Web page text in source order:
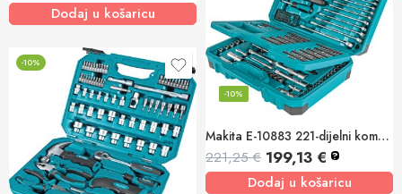
Dodaj u košaricu
Makita E-10883 221-dijelni komplet ručnog alata
-10%
221,25€ 199,13 € ?
Dodaj u košaricu
-10%